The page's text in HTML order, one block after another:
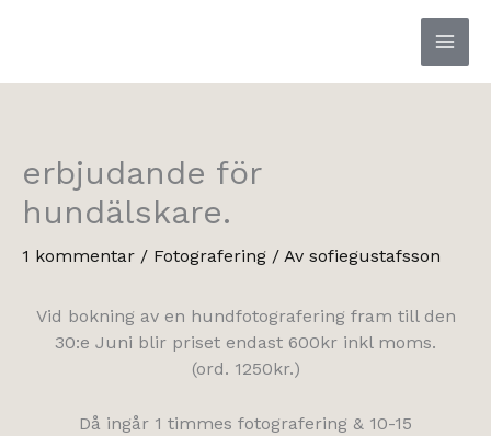
erbjudande för
hundälskare.
1 kommentar / Fotografering / Av sofiegustafsson
Vid bokning av en hundfotografering fram till den
30:e Juni blir priset endast 600kr inkl moms.
(ord. 1250kr.)
Då ingår 1 timmes fotografering & 10-15